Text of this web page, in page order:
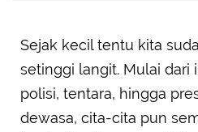
Sejak kecil tentu kita
setinggi langit. Mulai dari
polisi, tentara, hingga
dewasa, cita-cita pun